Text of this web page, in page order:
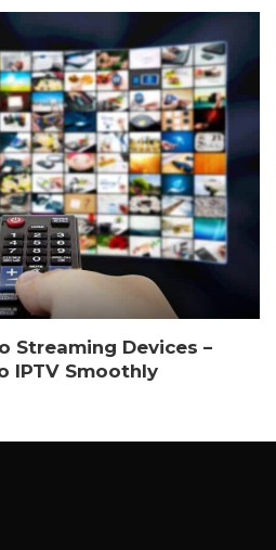
Streaming Devices –
IPTV Smoothly